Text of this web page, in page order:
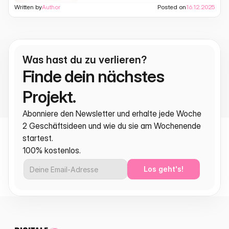
Written byAuthor Posted on16.12.2025
Was hast du zu verlieren?
Finde dein nächstes
Projekt.
Abonniere den Newsletter und erhalte jede Woche
2 Geschäftsideen und wie du sie am Wochenende
startest.
100% kostenlos.
Los geht's!